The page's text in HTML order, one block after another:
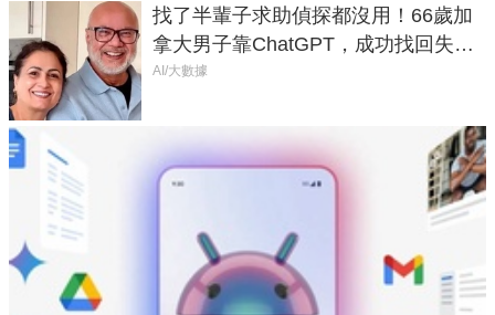
找了半輩子求助偵探都沒用！66歲加
拿大男子靠ChatGPT，成功找回失散
50年家人
AI/大數據